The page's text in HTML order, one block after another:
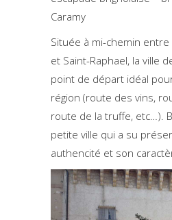
Caramy
Située à mi-chemin entre
et Saint-Raphael, la ville
point de départ idéal
région (route des vins,
route de la truffe, etc…).
petite ville qui a su
authencité et son